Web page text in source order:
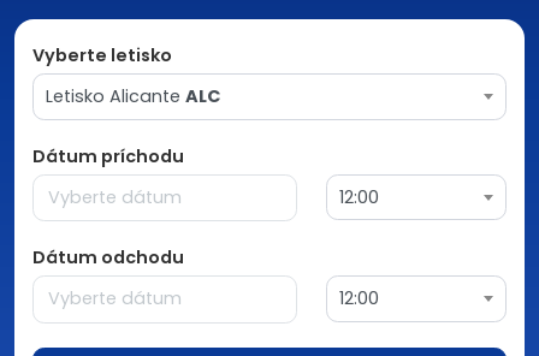
Vyberte letisko
Letisko Alicante ALC
Dátum príchodu
12:00
Dátum odchodu
12:00